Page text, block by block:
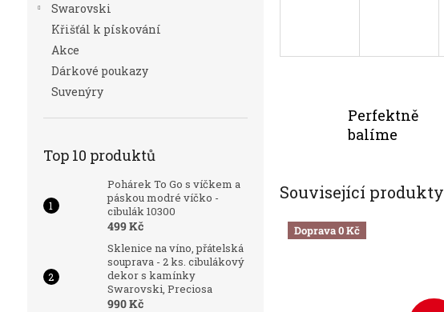
Swarovski
Křišťál k pískování
Akce
Dárkové poukazy
Suvenýry
Top 10 produktů
Pohárek To Go s víčkem a
páskou modré víčko -
cibulák 10300
499 Kč
Sklenice na víno, přátelská
souprava - 2 ks. cibulákový
dekor s kamínky
Swarovski, Preciosa
990 Kč
Perfektně
balíme
Související produkty
Doprava 0 Kč